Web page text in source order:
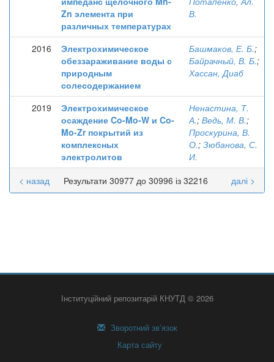
Zn элемента при
различных температурах
В.
2016
Электрохимическое
обеззараживание воды с
природным
солесодержанием
Башмаков, Е. Б.;
Байрачный, В. Б.;
Хассан, Диаб
2019
Электрохимическое
осаждение Co-Mo-W и Co-
Mo-Zr покрытий из
комплексных
электролитов
Ненастина, Т.
А.; Ведь, М. В.;
Проскурина, В.
О.; Зюбанова, С.
И.
Результати 30977 до 30996 із 32216
< назад далі >
Інституційний репозитарій КНУТД © 2026
Зворотний зв’язок
Карта сайту